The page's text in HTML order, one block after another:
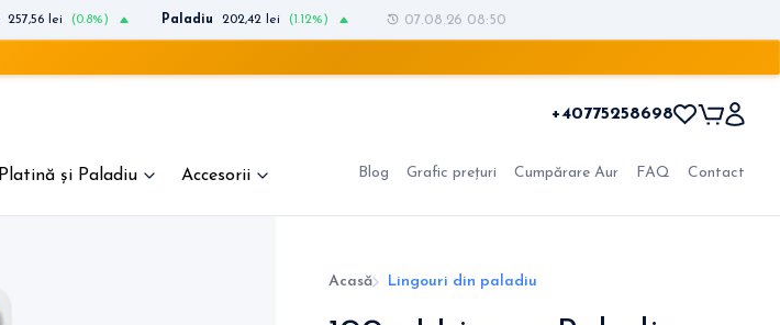
257,56 lei (0.8%) Paladiu 202,42 lei (1.12%) 07.08.26 08:50
+40775258698
Platină și Paladiu Accesorii Blog Grafic prețuri Cumpărare Aur FAQ Contact
Acasă Lingouri din paladiu